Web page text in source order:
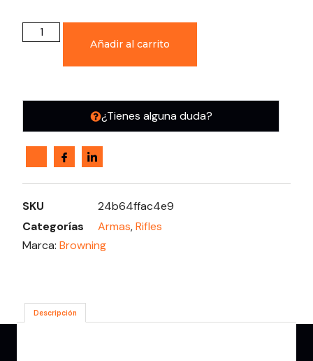
Añadir al carrito
¿Tienes alguna duda?
SKU
24b64ffac4e9
Categorías
Armas,Rifles
Marca: Browning
Descripción